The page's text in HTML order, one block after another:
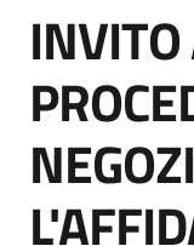
acquisto
Supporto
Piattaforme
telematiche
Salta al contenuto